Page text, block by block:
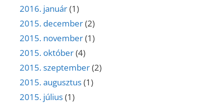
2016. január(1)
2015. december(2)
2015. november(1)
2015. október(4)
2015. szeptember(2)
2015. augusztus(1)
2015. július(1)